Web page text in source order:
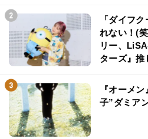
「ダイフ
れない！(
リー、
ターズ』推
『オーメ
子”ダミア